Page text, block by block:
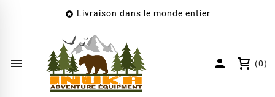
 Livraison dans le monde entier
  (0)
Nom de la liste d'envies